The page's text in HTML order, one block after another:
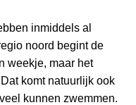
inmiddels al
noord begint de
weekje, maar het
komt natuurlijk ook
kunnen zwemmen.